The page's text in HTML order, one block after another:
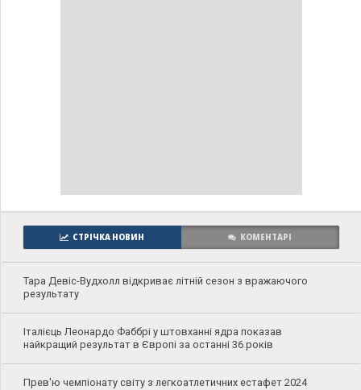
СТРІЧКА НОВИН КОМЕНТАРІ
Тара Девіс-Вудхолл відкриває літній сезон з вражаючого
результату
Італієць Леонардо Фаббрі у штовханні ядра показав
найкращий результат в Європі за останні 36 років
Прев'ю чемпіонату світу з легкоатлетичних естафет 2024